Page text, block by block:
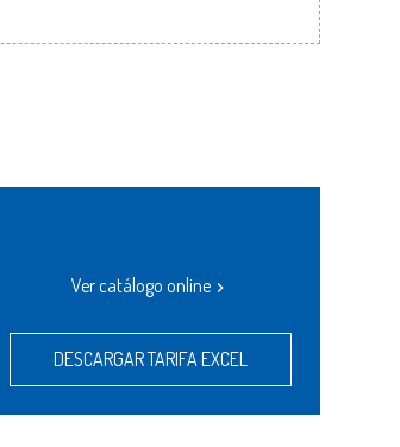
Ver catálogo online
DESCARGAR TARIFA EXCEL